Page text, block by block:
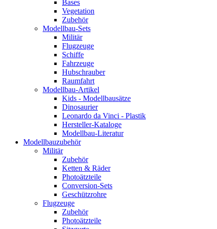
Bases
Vegetation
Zubehör
Modellbau-Sets
Militär
Flugzeuge
Schiffe
Fahrzeuge
Hubschrauber
Raumfahrt
Modellbau-Artikel
Kids - Modellbausätze
Dinosaurier
Leonardo da Vinci - Plastik
Hersteller-Kataloge
Modellbau-Literatur
Modellbauzubehör
Militär
Zubehör
Ketten & Räder
Photoätzteile
Conversion-Sets
Geschützrohre
Flugzeuge
Zubehör
Photoätzteile